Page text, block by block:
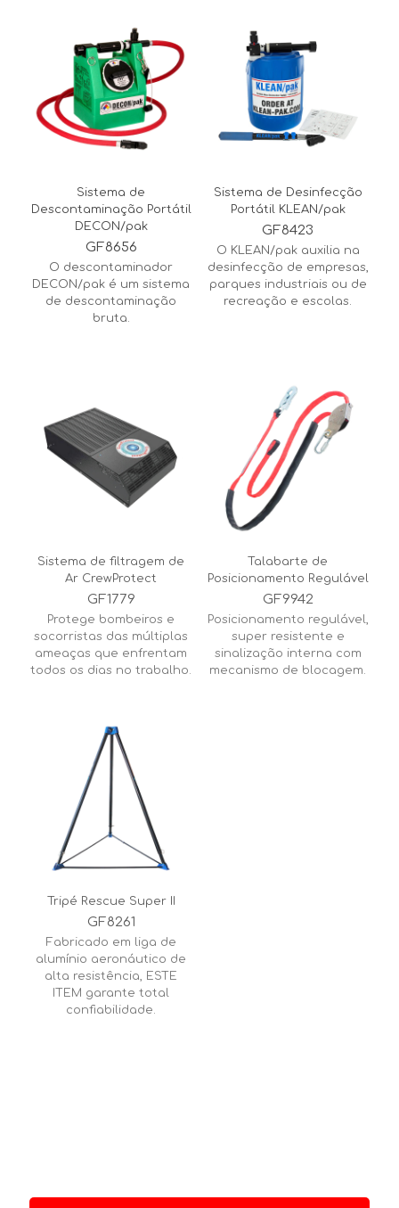
Sistema de
Descontaminação Portátil
DECON/pak
GF8656
O descontaminador
DECON/pak é um sistema
de descontaminação
bruta.
Sistema de Desinfecção
Portátil KLEAN/pak
GF8423
O KLEAN/pak auxilia na
desinfecção de empresas,
parques industriais ou de
recreação e escolas.
Sistema de filtragem de
Ar CrewProtect
GF1779
Protege bombeiros e
socorristas das múltiplas
ameaças que enfrentam
todos os dias no trabalho.
Talabarte de
Posicionamento Regulável
GF9942
Posicionamento regulável,
super resistente e
sinalização interna com
mecanismo de blocagem.
Tripé Rescue Super II
GF8261
Fabricado em liga de
alumínio aeronáutico de
alta resistência, ESTE
ITEM garante total
confiabilidade.